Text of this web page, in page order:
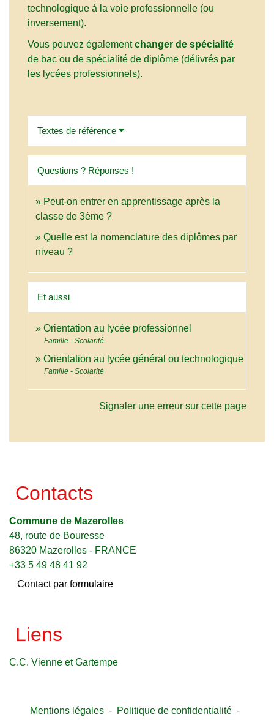
technologique à la voie professionnelle (ou
inversement).
Vous pouvez égalementchanger de spécialité
de bac ou de spécialité de diplôme (délivrés par
les lycées professionnels).
Textes de référence
Questions ? Réponses !
Peut-on entrer en apprentissage après la
classe de 3ème ?
Quelle est la nomenclature des diplômes par
niveau ?
Et aussi
Orientation au lycée professionnel
Famille - Scolarité
Orientation au lycée général ou technologique
Famille - Scolarité
Signaler une erreur sur cette page
Contacts
Commune de Mazerolles
48, route de Bouresse
86320 Mazerolles - FRANCE
+33 5 49 48 41 92
Contact par formulaire
Liens
C.C. Vienne et Gartempe
Mentions légales - Politique de confidentialité -